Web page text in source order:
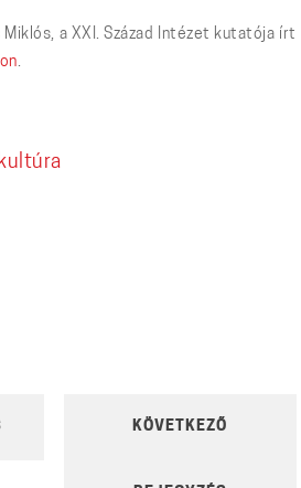
a XXI. Század Intézet kutatója írt
.
KÖVETKEZŐ